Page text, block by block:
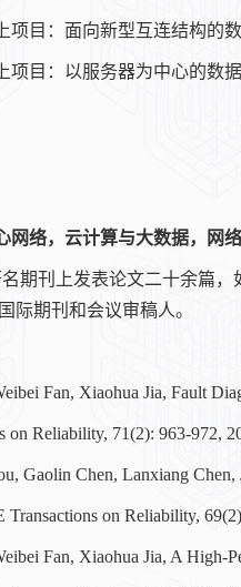
项目：面向新型互连结构的
项目： 以服务器为中心的数
网络，云计算与大数据，网
期刊上发表论文二十余篇，
际期刊和会议审稿人。
Fan, Xiaohua Jia, Fault
on Reliability, 71(2): 963-972,
Gaolin Chen, Lanxiang
on Reliability,
Fan, Xiaohua Jia, A High-